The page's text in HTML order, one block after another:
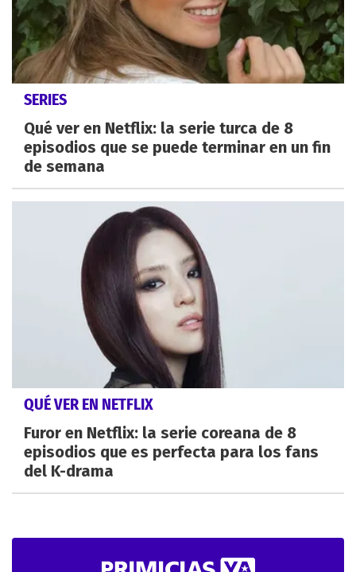
SERIES
Qué ver en Netflix: la serie turca de 8
episodios que se puede terminar en un fin
de semana
QUÉ VER EN NETFLIX
Furor en Netflix: la serie coreana de 8
episodios que es perfecta para los fans
del K-drama